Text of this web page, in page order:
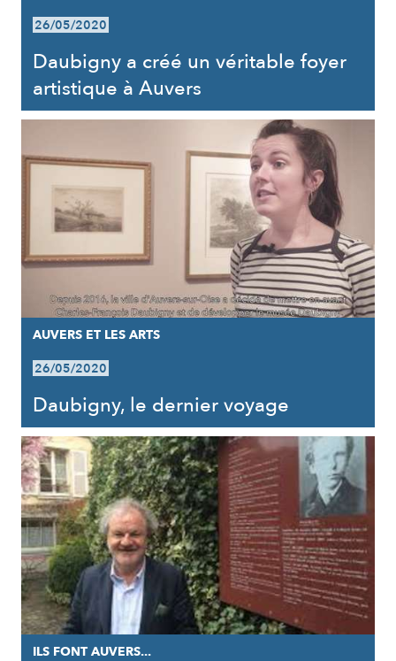
26/05/2020
Daubigny a créé un véritable foyer
artistique à Auvers
AUVERS ET LES ARTS
26/05/2020
Daubigny, le dernier voyage
ILS FONT AUVERS...